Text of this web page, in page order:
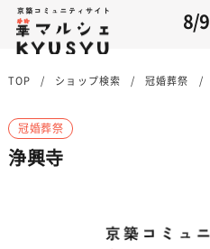
8/9
TOP ショップ検索 冠婚葬祭
冠婚葬祭
浄興寺